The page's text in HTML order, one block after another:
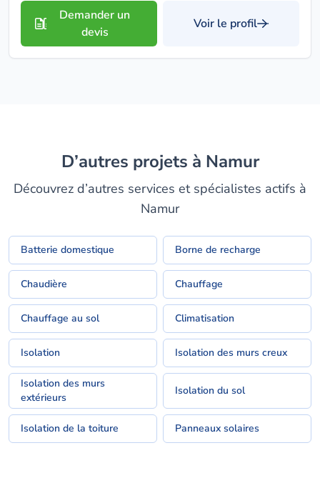
Demander un
devis
Voir le profil
D’autres projets à Namur
Découvrez d’autres services et spécialistes actifs à
Namur
Batterie domestique Borne de recharge
Chaudière Chauffage
Chauffage au sol Climatisation
Isolation Isolation des murs creux
Isolation des murs
extérieurs
Isolation du sol
Isolation de la toiture Panneaux solaires